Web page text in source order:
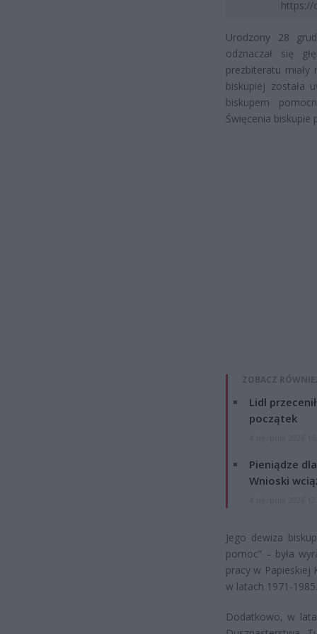
https://
Urodzony 28
odznaczał się
prezbiteratu
biskupiej została
biskupem
Święcenia biskupie
ZOBACZ
Lidl
początek
Pieniądze
Wnioski
Jego dewiza
pomoc” – była
pracy w Papieskiej
w latach 1971-1985.
Dodatkowo, w